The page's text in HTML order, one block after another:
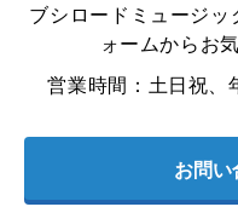
ブシロードミュージッ
ォームからお
営業時間：土日祝、
お問い